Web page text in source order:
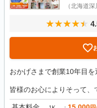
（北海道
おかげさまで創業10年目を
皆様のお心によりそって、